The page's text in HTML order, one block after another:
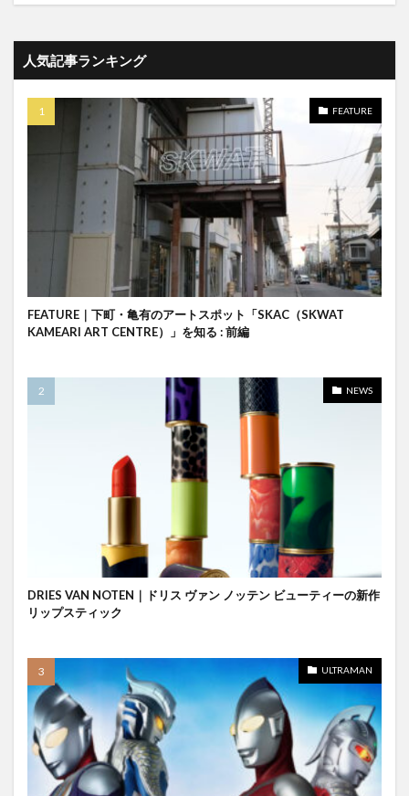
人気記事ランキング
FEATURE
FEATURE｜下町・亀有のアートスポット「SKAC（SKWAT
KAMEARI ART CENTRE）」を知る : 前編
NEWS
DRIES VAN NOTEN｜ドリス ヴァン ノッテン ビューティーの新作
リップスティック
ULTRAMAN